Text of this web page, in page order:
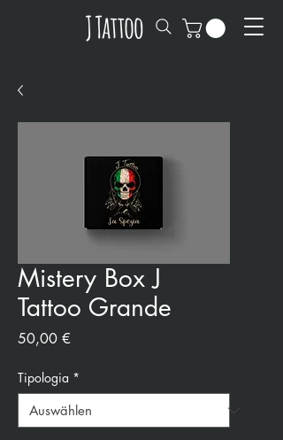
Mistery Box J
Tattoo Grande
50,00 €
Tipologia *